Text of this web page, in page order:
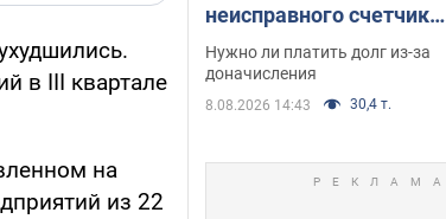
в III квартале
на
из 22
неисправного счетчика:
судья вынес
неожиданное решение
Нужно ли платить долг из-за
доначисления
8.08.2026 14:43 30,4 т.